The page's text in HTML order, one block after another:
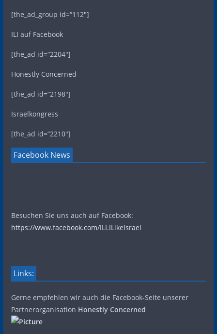
[the_ad_group id=“112″]
ILI auf Facebook
[the_ad id=“2204″]
Honestly Concerned
[the_ad id=“2198″]
Israelkongress
[the_ad id=“2210″]
Facebook News
Besuchen Sie uns auch auf Facebook:
https://www.facebook.com/ILI.ILikeIsrael
Links:
Gerne empfehlen wir auch die Facebook-Seite unserer
Partnerorganisation Honestly Concerned